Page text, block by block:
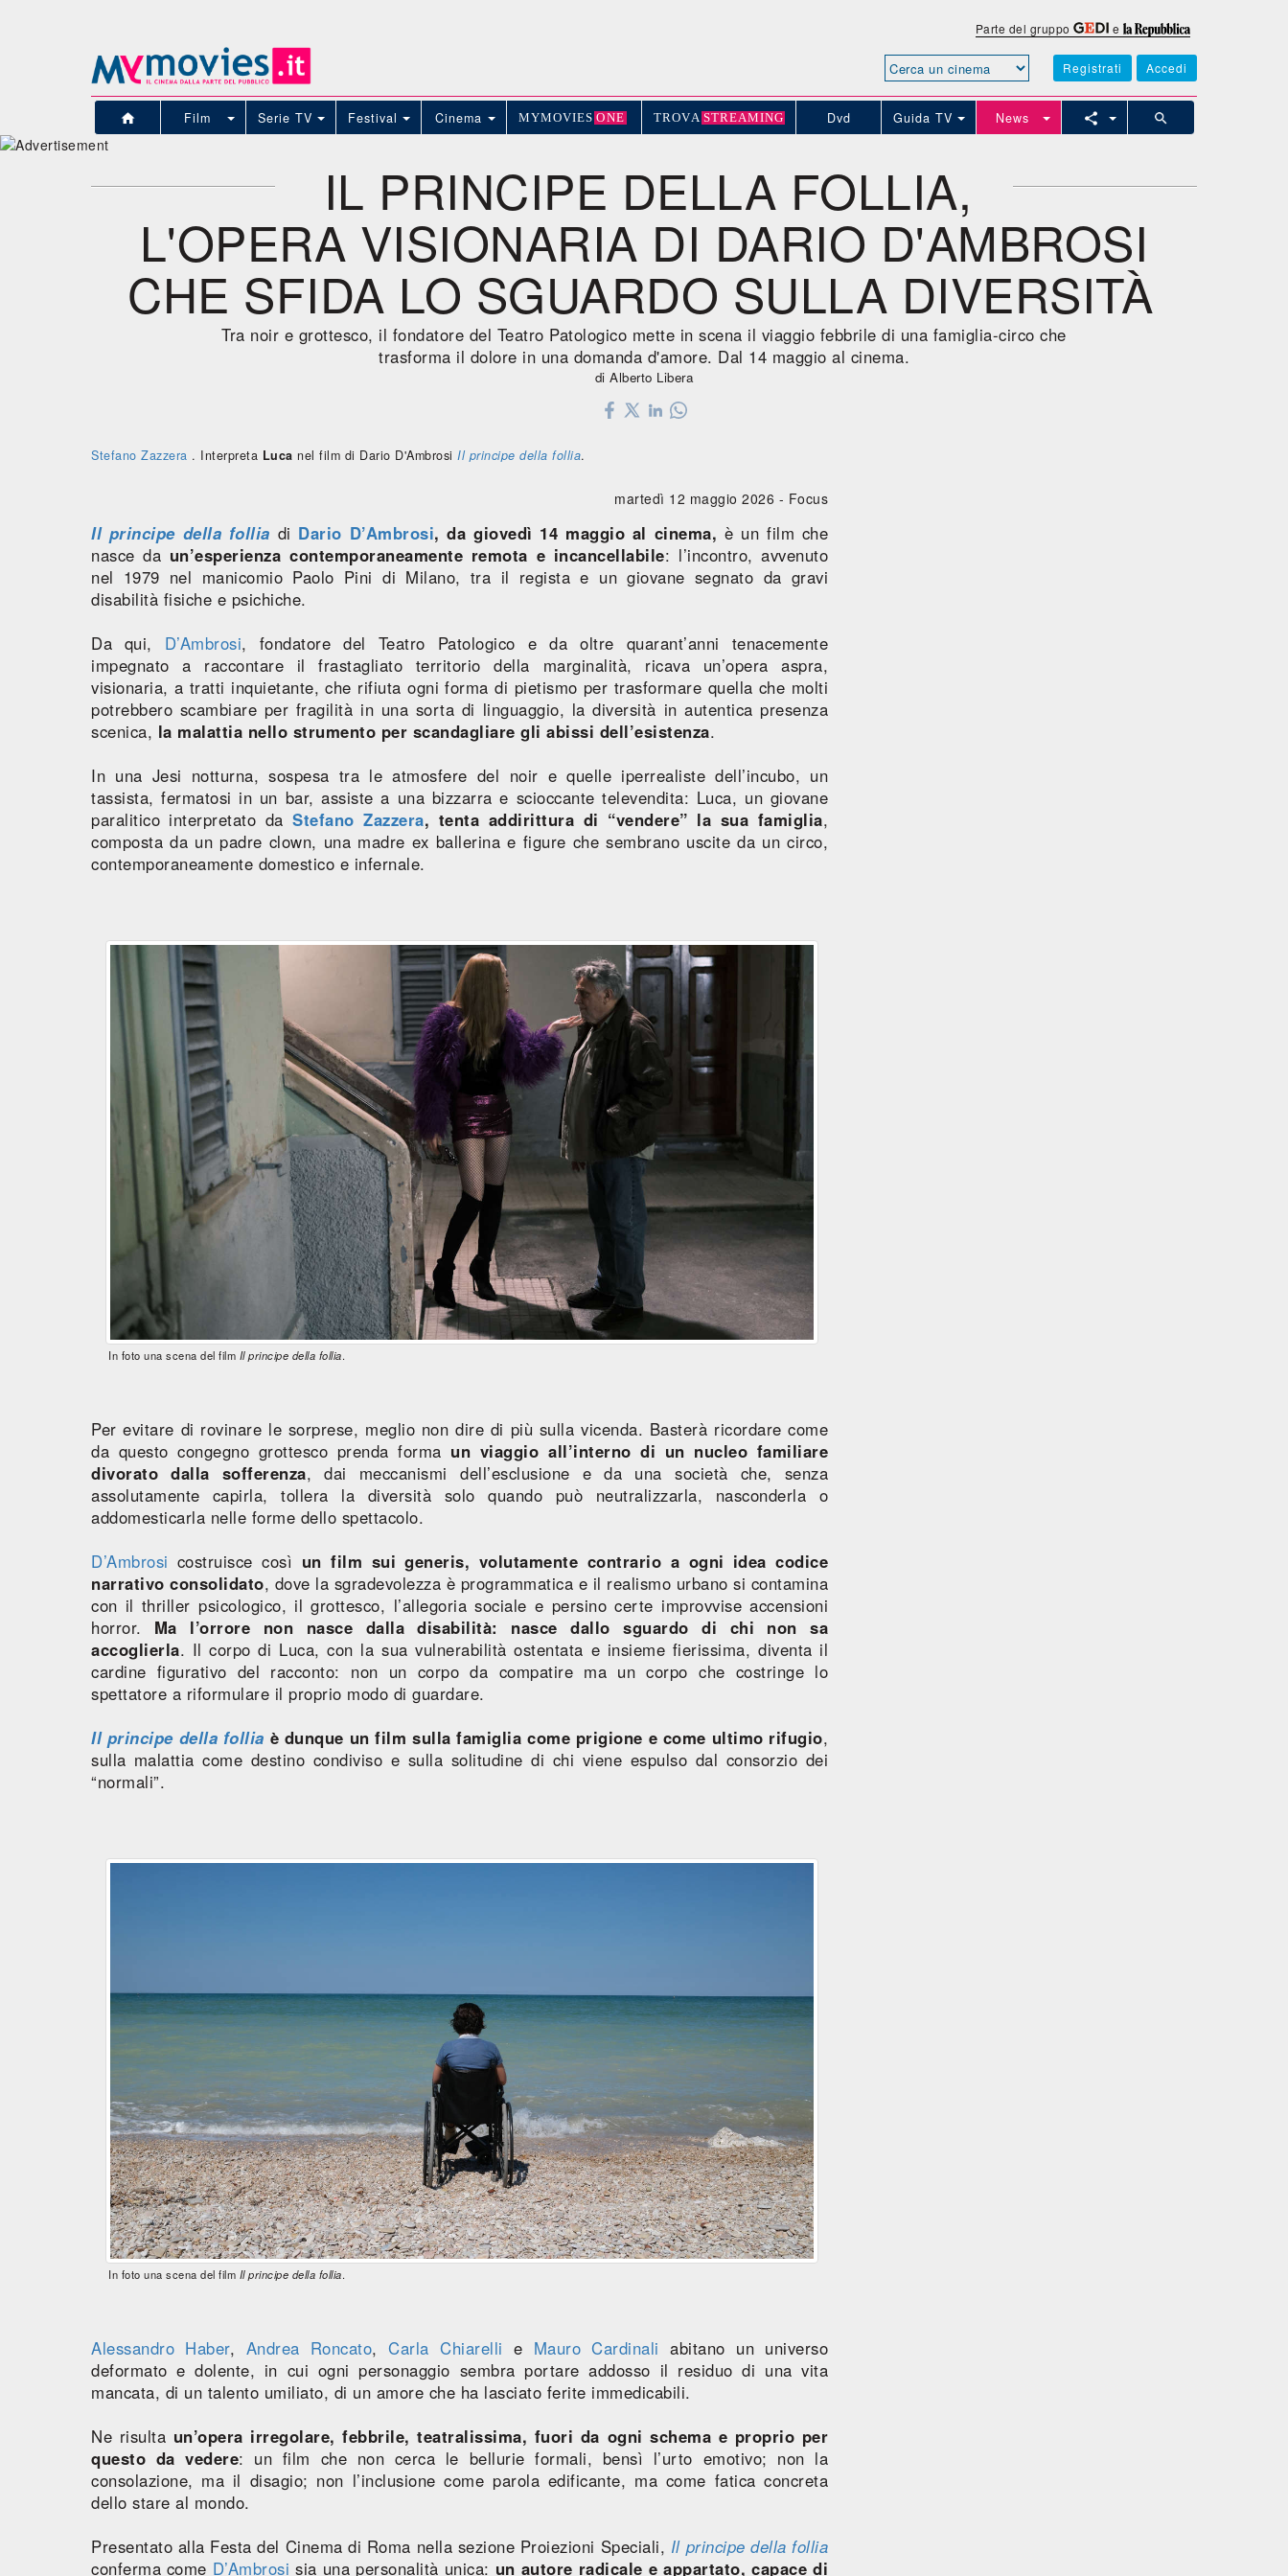
Parte del gruppo e
Registrati Accedi
Film Serie TV Festival Cinema MYMOVIES ONE TROVA STREAMING Dvd Guida TV News
IL PRINCIPE DELLA FOLLIA,
L'OPERA VISIONARIA DI DARIO D'AMBROSI
CHE SFIDA LO SGUARDO SULLA DIVERSITÀ
Tra noir e grottesco, il fondatore del Teatro Patologico mette in scena il viaggio febbrile di una famiglia-circo che
trasforma il dolore in una domanda d'amore. Dal 14 maggio al cinema.
di Alberto Libera
Stefano Zazzera . Interpreta Luca nel film di Dario D'Ambrosi Il principe della follia.
martedì 12 maggio 2026 - Focus
Il principe della follia di Dario D’Ambrosi, da giovedì 14 maggio al cinema, è un film che
nasce da un’esperienza contemporaneamente remota e incancellabile: l’incontro, avvenuto
nel 1979 nel manicomio Paolo Pini di Milano, tra il regista e un giovane segnato da gravi
disabilità fisiche e psichiche.
Da qui, D’Ambrosi, fondatore del Teatro Patologico e da oltre quarant’anni tenacemente
impegnato a raccontare il frastagliato territorio della marginalità, ricava un’opera aspra,
visionaria, a tratti inquietante, che rifiuta ogni forma di pietismo per trasformare quella che molti
potrebbero scambiare per fragilità in una sorta di linguaggio, la diversità in autentica presenza
scenica, la malattia nello strumento per scandagliare gli abissi dell’esistenza.
In una Jesi notturna, sospesa tra le atmosfere del noir e quelle iperrealiste dell’incubo, un
tassista, fermatosi in un bar, assiste a una bizzarra e scioccante televendita: Luca, un giovane
paralitico interpretato daStefano Zazzera, tenta addirittura di “vendere” la sua famiglia,
composta da un padre clown, una madre ex ballerina e figure che sembrano uscite da un circo,
contemporaneamente domestico e infernale.
In foto una scena del film Il principe della follia.
Per evitare di rovinare le sorprese, meglio non dire di più sulla vicenda. Basterà ricordare come
da questo congegno grottesco prenda forma un viaggio all’interno di un nucleo familiare
divorato dalla sofferenza, dai meccanismi dell’esclusione e da una società che, senza
assolutamente capirla, tollera la diversità solo quando può neutralizzarla, nasconderla o
addomesticarla nelle forme dello spettacolo.
D’Ambrosi costruisce così un film sui generis, volutamente contrario a ogni idea codice
narrativo consolidato, dove la sgradevolezza è programmatica e il realismo urbano si contamina
con il thriller psicologico, il grottesco, l’allegoria sociale e persino certe improvvise accensioni
horror. Ma l’orrore non nasce dalla disabilità: nasce dallo sguardo di chi non sa
accoglierla. Il corpo di Luca, con la sua vulnerabilità ostentata e insieme fierissima, diventa il
cardine figurativo del racconto: non un corpo da compatire ma un corpo che costringe lo
spettatore a riformulare il proprio modo di guardare.
Il principe della follia è dunque un film sulla famiglia come prigione e come ultimo rifugio,
sulla malattia come destino condiviso e sulla solitudine di chi viene espulso dal consorzio dei
“normali”.
In foto una scena del film Il principe della follia.
Alessandro Haber, Andrea Roncato,Carla Chiarelli e Mauro Cardinali abitano un universo
deformato e dolente, in cui ogni personaggio sembra portare addosso il residuo di una vita
mancata, di un talento umiliato, di un amore che ha lasciato ferite immedicabili.
Ne risulta un’opera irregolare, febbrile, teatralissima, fuori da ogni schema e proprio per
questo da vedere: un film che non cerca le bellurie formali, bensì l’urto emotivo; non la
consolazione, ma il disagio; non l’inclusione come parola edificante, ma come fatica concreta
dello stare al mondo.
Presentato alla Festa del Cinema di Roma nella sezione Proiezioni Speciali, Il principe della follia
conferma come D’Ambrosi sia una personalità unica: un autore radicale e appartato, capace di